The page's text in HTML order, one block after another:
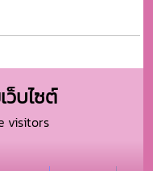
ว็บไซต์
visitors